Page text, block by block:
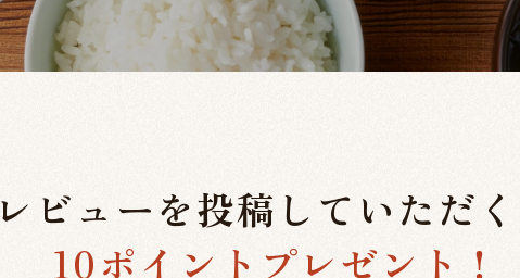
レビューを投稿していただ
10ポイントプレゼント！